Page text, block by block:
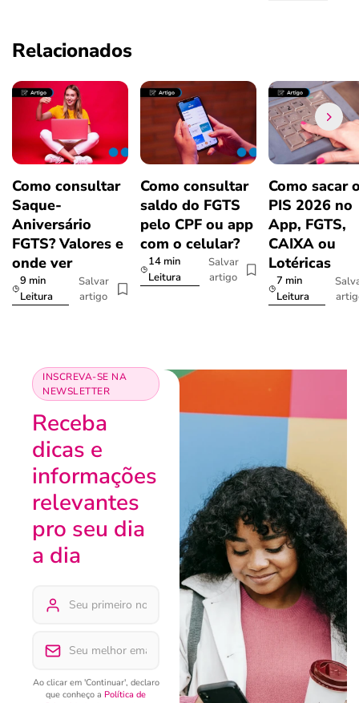
Relacionados
Como consultar
Saque-
Aniversário
FGTS? Valores e
onde ver
9 min
Leitura
Salvar
artigo
Como consultar
saldo do FGTS
pelo CPF ou app
com o celular?
14 min
Leitura
Salvar
artigo
Como sacar
PIS 2026 no
App, FGTS,
CAIXA ou
Lotéricas
7 min
Leitura
INSCREVA-SE NA
NEWSLETTER
Receba
dicas e
informações
relevantes
pro seu dia
a dia
Ao clicar em 'Continuar', declaro
que conheço a Política de